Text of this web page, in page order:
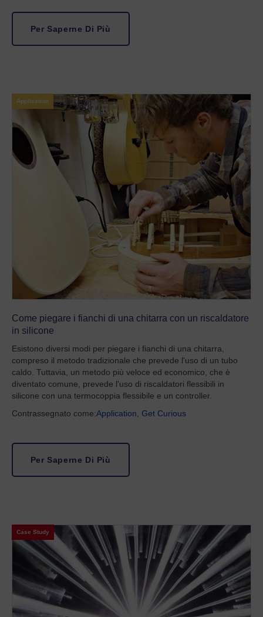
Per Saperne Di Più
Application
Come piegare i fianchi di una chitarra con un riscaldatore
in silicone
Esistono diversi modi per piegare i fianchi di una chitarra,
compreso il metodo tradizionale che prevede l'uso di un tubo
caldo. Tuttavia, un metodo più veloce ed economico, che è
diventato comune, prevede l'uso di riscaldatori flessibili in
silicone con una termocoppia flessibile e un controller.
Contrassegnato come:Application Get Curious
Per Saperne Di Più
Case Study